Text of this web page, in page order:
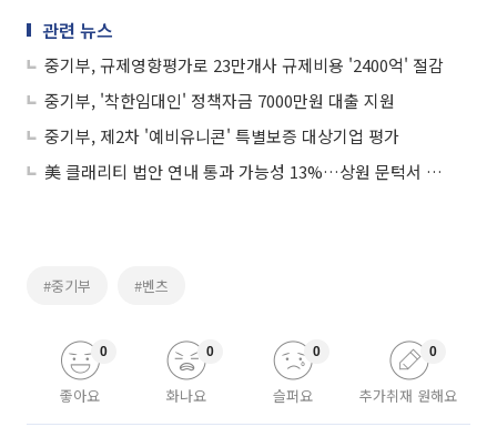
관련 뉴스
중기부, 규제영향평가로 23만개사 규제비용 '2400억' 절감
중기부, '착한임대인' 정책자금 7000만원 대출 지원
중기부, 제2차 '예비유니콘' 특별보증 대상기업 평가
美 클래리티 법안 연내 통과 가능성 13%…상원 문턱서 제동
#중기부 #벤츠
좋아요
0
화나요
0
슬퍼요
0
추가취재 원해요
0